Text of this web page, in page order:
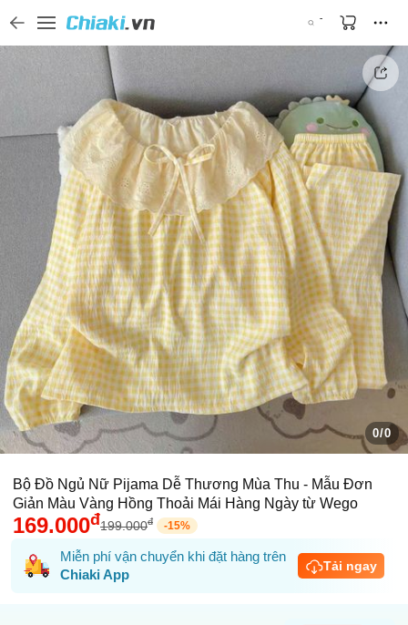
0/0
Bộ Đồ Ngủ Nữ Pijama Dễ Thương Mùa Thu - Mẫu Đơn
Giản Màu Vàng Hồng Thoải Mái Hàng Ngày từ Wego
169.000đ199.000đ -15%
Miễn phí vận chuyển khi đặt hàng trên
Chiaki App
Tải ngay